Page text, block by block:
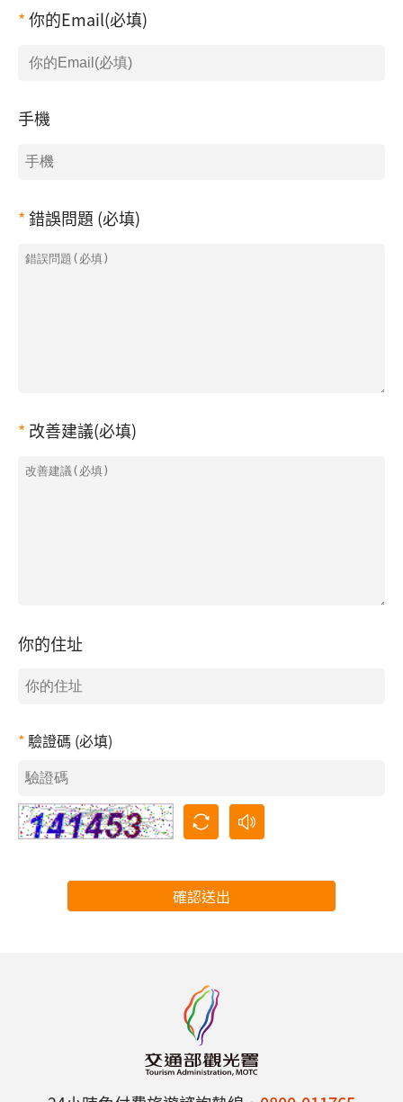
你的Email(必填)
手機
錯誤問題 (必填)
改善建議(必填)
你的住址
驗證碼 (必填)
確認送出